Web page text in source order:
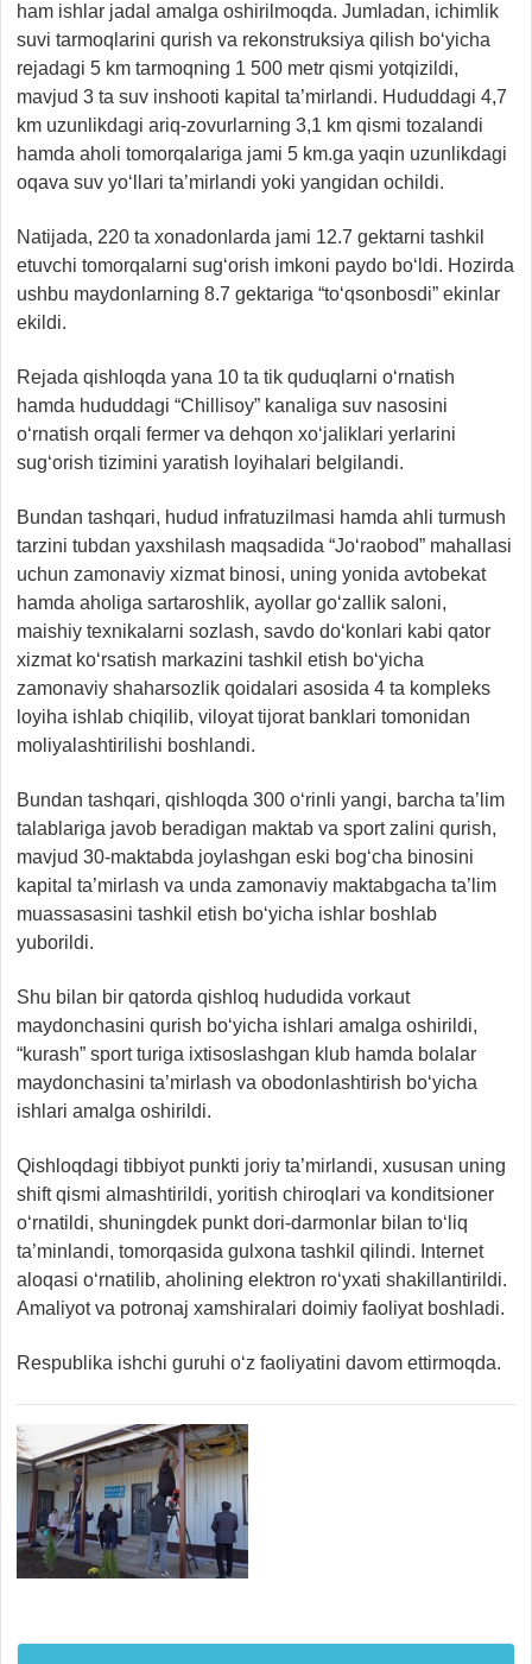
ham ishlar jadal amalga oshirilmoqda. Jumladan, ichimlik
suvi tarmoqlarini qurish va rekonstruksiya qilish bo‘yicha
rejadagi 5 km tarmoqning 1 500 metr qismi yotqizildi,
mavjud 3 ta suv inshooti kapital ta’mirlandi. Hududdagi 4,7
km uzunlikdagi ariq-zovurlarning 3,1 km qismi tozalandi
hamda aholi tomorqalariga jami 5 km.ga yaqin uzunlikdagi
oqava suv yo‘llari ta’mirlandi yoki yangidan ochildi.
Natijada, 220 ta xonadonlarda jami 12.7 gektarni tashkil
etuvchi tomorqalarni sug‘orish imkoni paydo bo‘ldi. Hozirda
ushbu maydonlarning 8.7 gektariga “to‘qsonbosdi” ekinlar
ekildi.
Rejada qishloqda yana 10 ta tik quduqlarni o‘rnatish
hamda hududdagi “Chillisoy” kanaliga suv nasosini
o‘rnatish orqali fermer va dehqon xo‘jaliklari yerlarini
sug‘orish tizimini yaratish loyihalari belgilandi.
Bundan tashqari, hudud infratuzilmasi hamda ahli turmush
tarzini tubdan yaxshilash maqsadida “Jo‘raobod” mahallasi
uchun zamonaviy xizmat binosi, uning yonida avtobekat
hamda aholiga sartaroshlik, ayollar go‘zallik saloni,
maishiy texnikalarni sozlash, savdo do‘konlari kabi qator
xizmat ko‘rsatish markazini tashkil etish bo‘yicha
zamonaviy shaharsozlik qoidalari asosida 4 ta kompleks
loyiha ishlab chiqilib, viloyat tijorat banklari tomonidan
moliyalashtirilishi boshlandi.
Bundan tashqari, qishloqda 300 o‘rinli yangi, barcha ta’lim
talablariga javob beradigan maktab va sport zalini qurish,
mavjud 30-maktabda joylashgan eski bog‘cha binosini
kapital ta’mirlash va unda zamonaviy maktabgacha ta’lim
muassasasini tashkil etish bo‘yicha ishlar boshlab
yuborildi.
Shu bilan bir qatorda qishloq hududida vorkaut
maydonchasini qurish bo‘yicha ishlari amalga oshirildi,
“kurash” sport turiga ixtisoslashgan klub hamda bolalar
maydonchasini ta’mirlash va obodonlashtirish bo‘yicha
ishlari amalga oshirildi.
Qishloqdagi tibbiyot punkti joriy ta’mirlandi, xususan uning
shift qismi almashtirildi, yoritish chiroqlari va konditsioner
o‘rnatildi, shuningdek punkt dori-darmonlar bilan to‘liq
ta’minlandi, tomorqasida gulxona tashkil qilindi. Internet
aloqasi o‘rnatilib, aholining elektron ro‘yxati shakillantirildi.
Amaliyot va potronaj xamshiralari doimiy faoliyat boshladi.
Respublika ishchi guruhi o‘z faoliyatini davom ettirmoqda.